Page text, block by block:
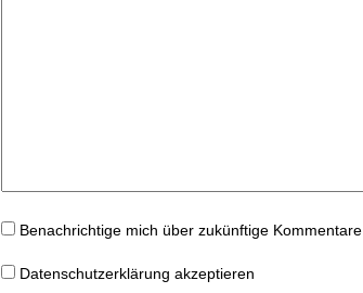
Benachrichtige mich über zukünftige Kommentare
Datenschutzerklärung akzeptieren